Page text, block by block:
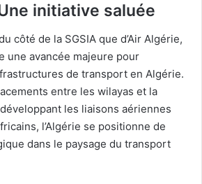
initiative saluée
côté de la SGSIA que d’Air Algérie,
une avancée majeure pour
de transport en Algérie.
entre les wilayas et la
les liaisons aériennes
l’Algérie se positionne de
dans le paysage du transport